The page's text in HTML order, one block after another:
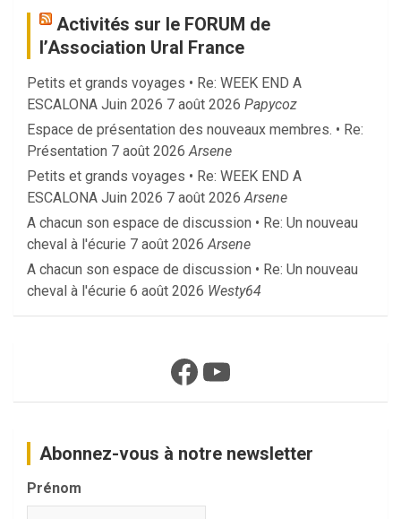
Activités sur le FORUM de
l’Association Ural France
Petits et grands voyages • Re: WEEK END A
ESCALONA Juin 2026 7 août 2026 Papycoz
Espace de présentation des nouveaux membres. • Re:
Présentation 7 août 2026 Arsene
Petits et grands voyages • Re: WEEK END A
ESCALONA Juin 2026 7 août 2026 Arsene
A chacun son espace de discussion • Re: Un nouveau
cheval à l'écurie 7 août 2026 Arsene
A chacun son espace de discussion • Re: Un nouveau
cheval à l'écurie 6 août 2026 Westy64
Facebook
YouTube
Abonnez-vous à notre newsletter
Prénom